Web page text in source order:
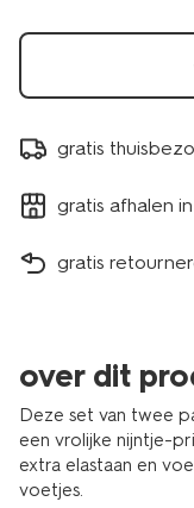
gratis
gratis afhalen
gratis
over dit
Deze set van twee
een vrolijke nijntje-
extra elastaan en
voetjes.